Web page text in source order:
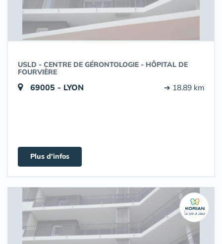
USLD - CENTRE DE GÉRONTOLOGIE - HÔPITAL DE
FOURVIÈRE
69005 - LYON ➔ 18.89 km
Plus d'infos